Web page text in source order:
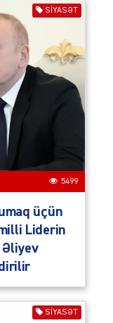
SIYASƏT
5499
üçün
Liderin
Əliyev
SIYASƏT